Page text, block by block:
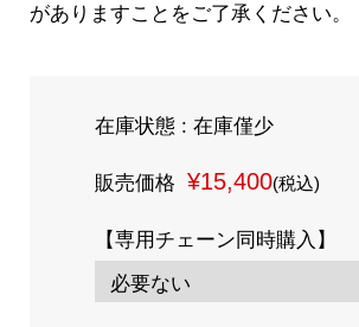
がありますことをご了承ください。
在庫状態 : 在庫僅少
販売価格 ¥15,400(税込)
【専用チェーン同時購入】